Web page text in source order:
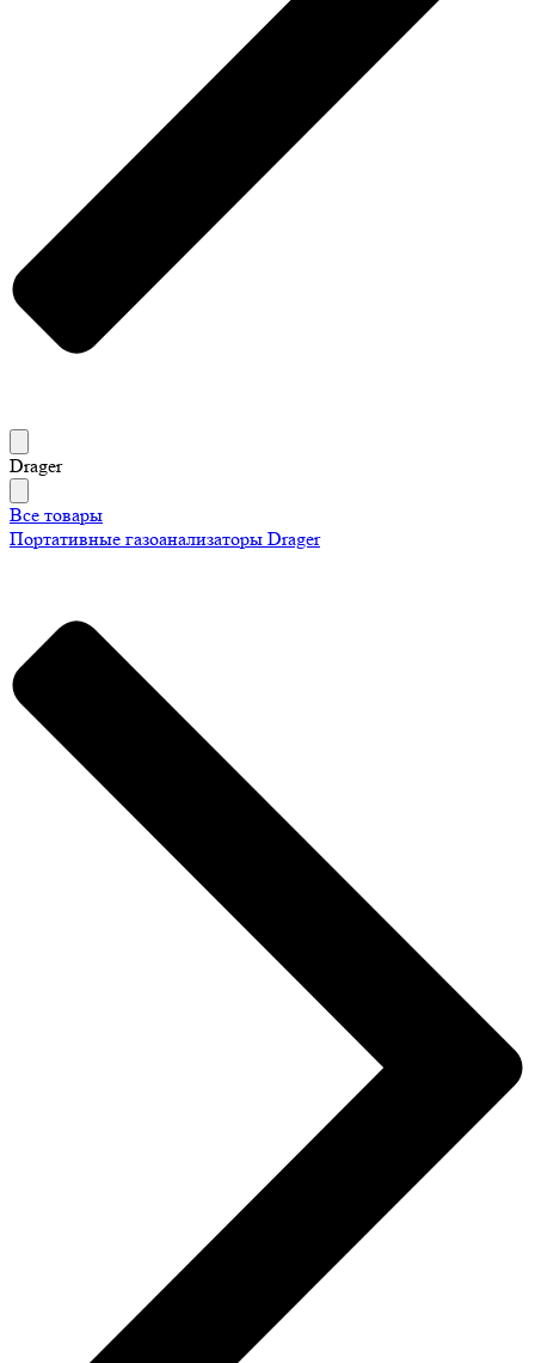
Drager
Все товары
Портативные газоанализаторы Drager